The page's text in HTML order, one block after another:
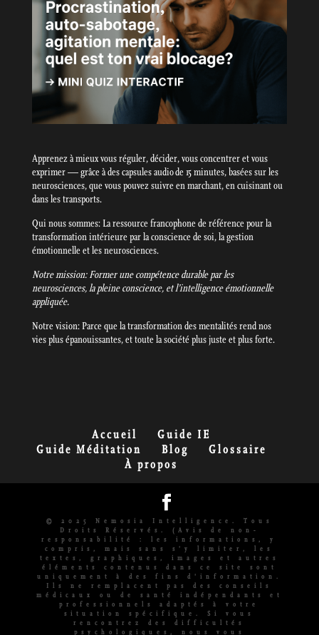
Apprenez à mieux vous réguler, décider, vous concentrer et vous
exprimer — grâce à des capsules audio de 15 minutes, basées sur les
neurosciences, que vous pouvez suivre en marchant, en cuisinant ou
dans les transports.
Qui nous sommes: La ressource francophone de référence pour la
transformation intérieure par la conscience de soi, la gestion
émotionnelle et les neurosciences.
Notre mission: Former une compétence durable par les
neurosciences, la pleine conscience, et l’intelligence émotionnelle
appliquée.
Notre vision: Parce que la transformation des mentalités rend nos
vies plus épanouissantes, et toute la société plus juste et plus forte.
Accueil
Guide IE
Guide Méditation
Blog
Glossaire
À propos
© 2025 Nemosia Intelligence. Tous
Droits Réservés. (Avis de non-
responsabilité : les informations, y
compris, mais sans s'y limiter, les
textes, graphiques, images et autres
éléments contenus dans ce site sont
uniquement à des fins d'information.
Ils ne remplacent pas des conseils
médicaux ou de santé indépendants et
professionnels adaptés à votre
situation spécifique. Si vous
rencontrez des difficultés
psychologiques, nous vous